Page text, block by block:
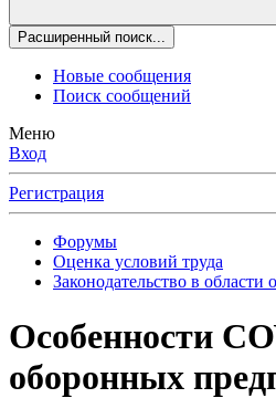
Расширенный поиск...
Новые сообщения
Поиск сообщений
Меню
Вход
Регистрация
Форумы
Оценка условий труда
Законодательство в области
Особенности
оборонных